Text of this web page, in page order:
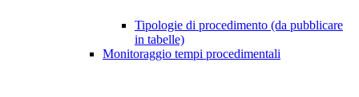
Tipologie di procedimento (da pubblicare
in tabelle)
Monitoraggio tempi procedimentali